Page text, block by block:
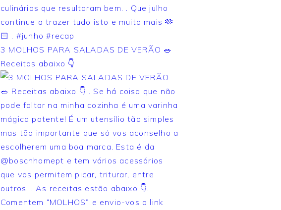
3 MOLHOS PARA SALADAS DE VERÃO 🥗
Receitas abaixo 👇